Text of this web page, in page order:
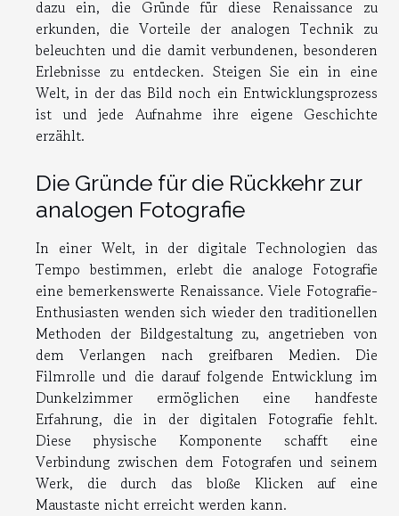
dazu ein, die Gründe für diese Renaissance zu
erkunden, die Vorteile der analogen Technik zu
beleuchten und die damit verbundenen, besonderen
Erlebnisse zu entdecken. Steigen Sie ein in eine
Welt, in der das Bild noch ein Entwicklungsprozess
ist und jede Aufnahme ihre eigene Geschichte
erzählt.
Die Gründe für die Rückkehr zur
analogen Fotografie
In einer Welt, in der digitale Technologien das
Tempo bestimmen, erlebt die analoge Fotografie
eine bemerkenswerte Renaissance. Viele Fotografie-
Enthusiasten wenden sich wieder den traditionellen
Methoden der Bildgestaltung zu, angetrieben von
dem Verlangen nach greifbaren Medien. Die
Filmrolle und die darauf folgende Entwicklung im
Dunkelzimmer ermöglichen eine handfeste
Erfahrung, die in der digitalen Fotografie fehlt.
Diese physische Komponente schafft eine
Verbindung zwischen dem Fotografen und seinem
Werk, die durch das bloße Klicken auf eine
Maustaste nicht erreicht werden kann.